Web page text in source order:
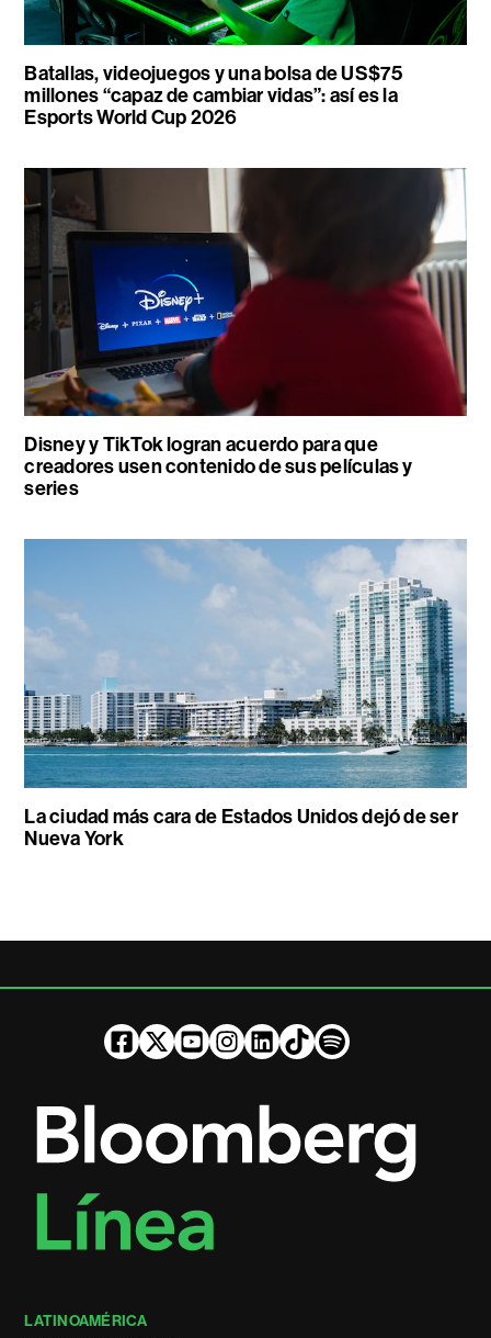
Batallas, videojuegos y una bolsa de US$75
millones “capaz de cambiar vidas”: así es la
Esports World Cup 2026
Disney y TikTok logran acuerdo para que
creadores usen contenido de sus películas y
series
La ciudad más cara de Estados Unidos dejó de ser
Nueva York
LATINOAMÉRICA